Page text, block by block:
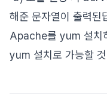
해준 문자열이 출력된
Apache를 yum 설치
yum 설치로 가능할